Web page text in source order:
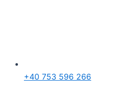
+40 753 596 266